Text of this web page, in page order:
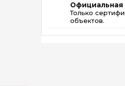
Официальная
Только
объектов.